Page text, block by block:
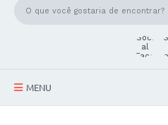
MENU